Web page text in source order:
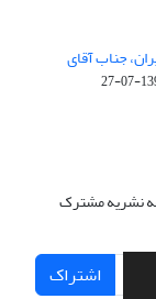
جناب آقای
نشریه مشترک
اشتراک